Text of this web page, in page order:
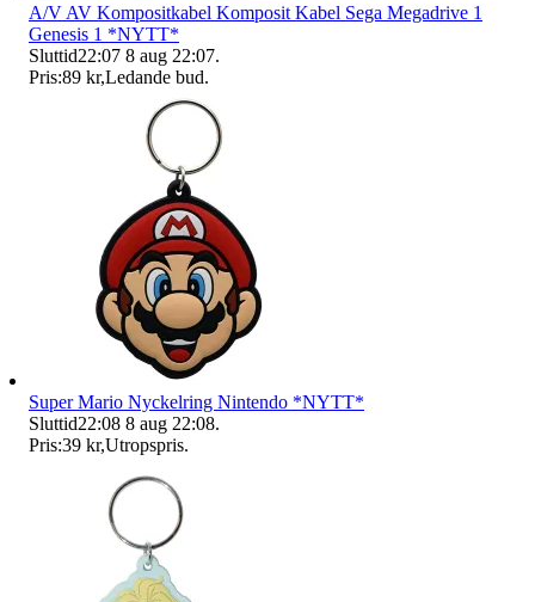
A/V AV Kompositkabel Komposit Kabel Sega Megadrive 1
Genesis 1 *NYTT*
Sluttid22:07 8 aug 22:07.
Pris:89 kr,Ledande bud.
Super Mario Nyckelring Nintendo *NYTT*
Sluttid22:08 8 aug 22:08.
Pris:39 kr,Utropspris.